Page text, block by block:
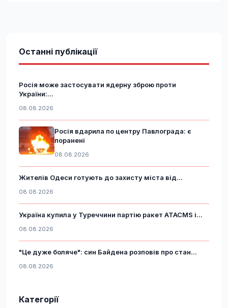
Останні публікації
Росія може застосувати ядерну зброю проти
України:...
08.08.2026
Росія вдарила по центру Павлограда: є
поранені
08.08.2026
Жителів Одеси готують до захисту міста від...
08.08.2026
Україна купила у Туреччини партію ракет ATACMS і...
08.08.2026
"Це дуже боляче": син Байдена розповів про стан...
08.08.2026
Категорії